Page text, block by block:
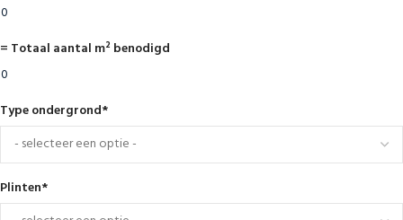
= Totaal aantal m² benodigd
Type ondergrond*
Plinten*